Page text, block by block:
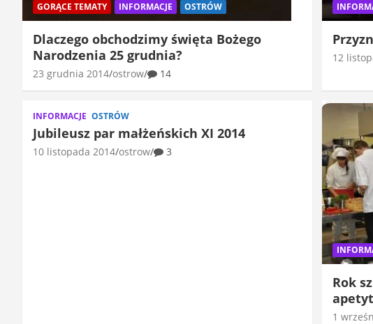
GORĄCE TEMATY INFORMACJE OSTRÓW
Dlaczego obchodzimy święta Bożego
Narodzenia 25 grudnia?
23 grudnia 2014 ostrow 14
12
INFORMACJE OSTRÓW
Jubileusz par małżeńskich XI 2014
10 listopada 2014 ostrow 3
Rok
1